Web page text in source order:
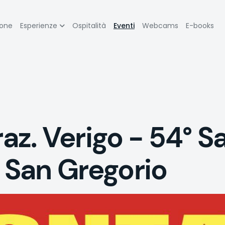
Esperienze Ospitalità Eventi Webcams E-books
Verigo - 54°
Gregorio